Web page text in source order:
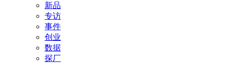
新品
专访
事件
创业
数据
探厂